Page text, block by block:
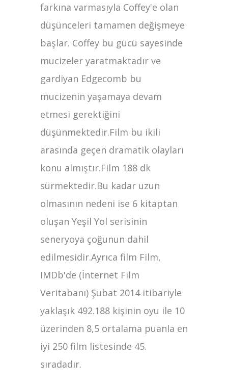
farkına varmasıyla Coffey'e olan
düşünceleri tamamen değişmeye
başlar. Coffey bu gücü sayesinde
mucizeler yaratmaktadır ve
gardiyan Edgecomb bu
mucizenin yaşamaya devam
etmesi gerektiğini
düşünmektedir.Film bu ikili
arasında geçen dramatik olayları
konu almıştır.Film 188 dk
sürmektedir.Bu kadar uzun
olmasının nedeni ise 6 kitaptan
oluşan Yeşil Yol serisinin
seneryoya çoğunun dahil
edilmesidir.Ayrıca film Film,
IMDb'de (İnternet Film
Veritabanı) Şubat 2014 itibariyle
yaklaşık 492.188 kişinin oyu ile 10
üzerinden 8,5 ortalama puanla en
iyi 250 film listesinde 45.
sıradadır.